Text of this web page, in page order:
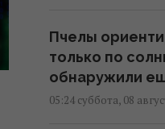
Пчелы
только по
обнаружили
05:24 суббота, 08